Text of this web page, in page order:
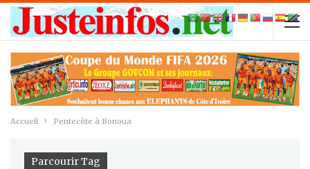
Accueil Pentecôte à Bonoua
Parcourir Tag